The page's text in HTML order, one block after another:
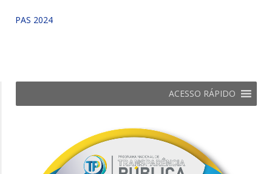
PAS 2024
ACESSO RÁPIDO